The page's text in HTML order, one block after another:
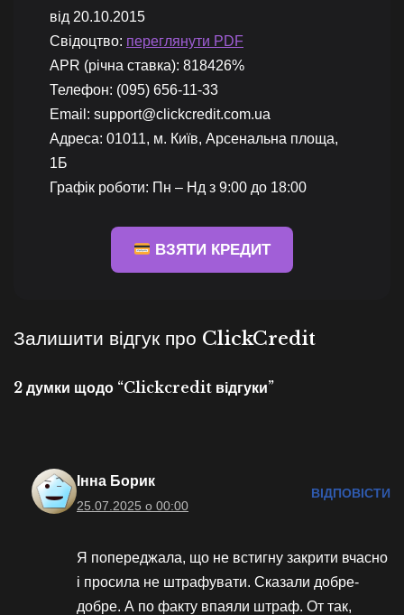
від 20.10.2015
Свідоцтво: переглянути PDF
APR (річна ставка): 818426%
Телефон: (095) 656-11-33
Email: support@clickcredit.com.ua
Адреса: 01011, м. Київ, Арсенальна площа,
1Б
Графік роботи: Пн – Нд з 9:00 до 18:00
ВЗЯТИ КРЕДИТ
Залишити відгук про ClickCredit
2 думки щодо “Clickcredit відгуки”
Інна Борик
25.07.2025 о 00:00
ВІДПОВІСТИ
Я попереджала, що не встигну закрити вчасно
і просила не штрафувати. Сказали добре-
добре. А по факту впаяли штраф. От так,